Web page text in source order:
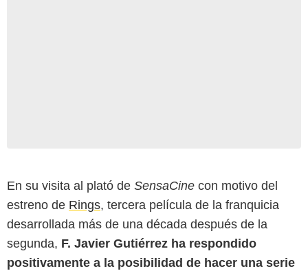
En su visita al plató de SensaCine con motivo del
estreno de Rings, tercera película de la franquicia
desarrollada más de una década después de la
segunda, F. Javier Gutiérrez ha respondido
positivamente a la posibilidad de hacer una serie